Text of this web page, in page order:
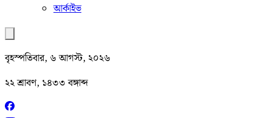
আর্কাইভ
বৃহস্পতিবার, ৬ আগস্ট, ২০২৬
২২ শ্রাবণ, ১৪৩৩ বঙ্গাব্দ